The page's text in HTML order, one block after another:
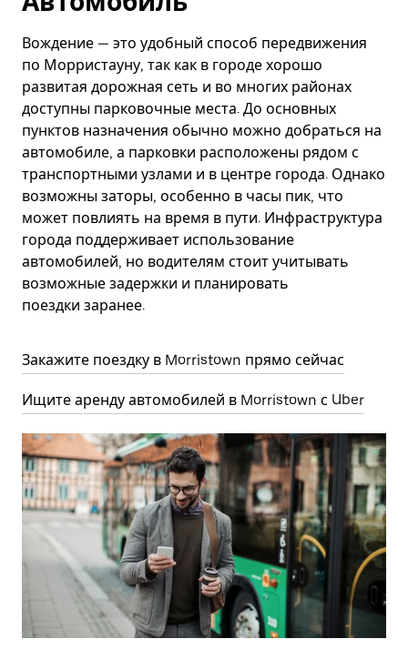
Вождение — это удобный способ передвижения
по Морристауну, так как в городе хорошо
развитая дорожная сеть и во многих районах
доступны парковочные места. До основных
пунктов назначения обычно можно добраться на
автомобиле, а парковки расположены рядом с
транспортными узлами и в центре города. Однако
возможны заторы, особенно в часы пик, что
может повлиять на время в пути. Инфраструктура
города поддерживает использование
автомобилей, но водителям стоит учитывать
возможные задержки и планировать
поездки заранее.
Закажите поездку в Morristown прямо сейчас
Ищите аренду автомобилей в Morristown с Uber